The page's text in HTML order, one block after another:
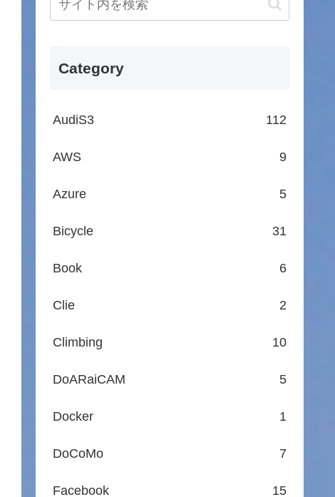
Category
AudiS3 112
AWS 9
Azure 5
Bicycle 31
Book 6
Clie 2
Climbing 10
DoARaiCAM 5
Docker 1
DoCoMo 7
Facebook 15